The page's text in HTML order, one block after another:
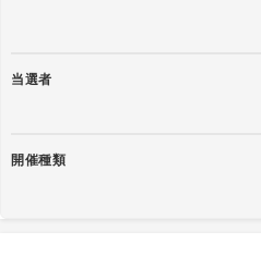
当選者
開催種類